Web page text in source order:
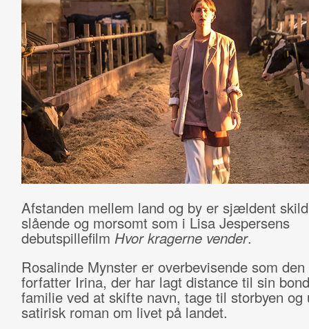
Afstanden mellem land og by er sjældent
slående og morsomt som i Lisa Jespersens
debutspillefilm Hvor kragerne vender.
Rosalinde Mynster er overbevisende som den
forfatter Irina, der har lagt distance til sin
familie ved at skifte navn, tage til storbyen og
satirisk roman om livet på landet.